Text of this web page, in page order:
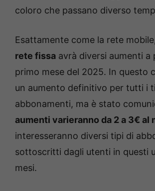
coloro che passano diverso
Esattamente come la rete
rete fissa avrà diversi aumenti a
primo mese del 2025. In questo
un aumento definitivo per tutti i
abbonamenti, ma è stato
aumenti varieranno da 2 a 3€ al
interesseranno diversi tipi di
sottoscritti dagli utenti in questi
mesi.